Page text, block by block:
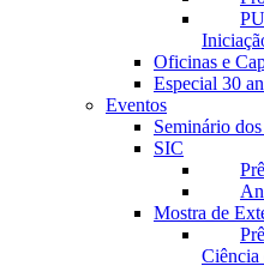
Oficinas e
Especial 30
Eventos
Seminário
SIC
Mostra de
Ciência